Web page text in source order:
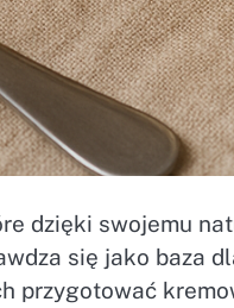
dzięki swojemu
się jako baza
przygotować